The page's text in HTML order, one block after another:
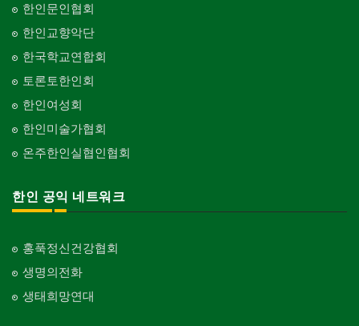
한인문인협회
한인교향악단
한국학교연합회
토론토한인회
한인여성회
한인미술가협회
온주한인실협인협회
한인 공익 네트워크
홍푹정신건강협회
생명의전화
생태희망연대